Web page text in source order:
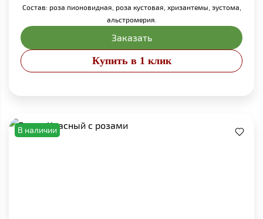
Состав: роза пионовидная, роза кустовая, хризантемы, эустома,
альстромерия.
Заказать
Купить в 1 клик
В наличии